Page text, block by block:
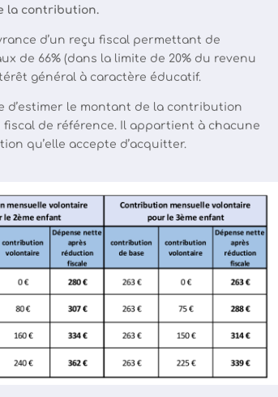
la contribution.
d’un reçu fiscal permettant de
de 66% (dans la limite de 20% du revenu
général à caractère éducatif.
d’estimer le montant de la contribution
de référence. Il appartient à chacune
qu’elle accepte d’acquitter.